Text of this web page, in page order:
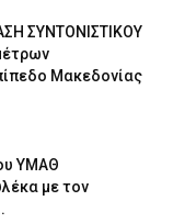
ΣΥΝΤΟΝΙΣΤΙΚΟΥ
Μακεδονίας
ΥΜΑΘ
με τον